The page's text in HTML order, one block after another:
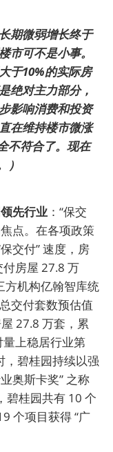
期微弱增长终于
市可不是小事。
于10%的实际房
绝对主力部分，
影响消费和投资
在维持楼市微涨
不符合了。现在
先行业 ：“保交
点。在各项政策
交付” 速度，房
房屋 27.8 万
方机构亿翰智库统
交付套数预估值
27.8 万套，累
上稳居行业第
，碧桂园持续以强
奥斯卡奖” 之称
碧桂园共有 10 个
个项目获得 “广